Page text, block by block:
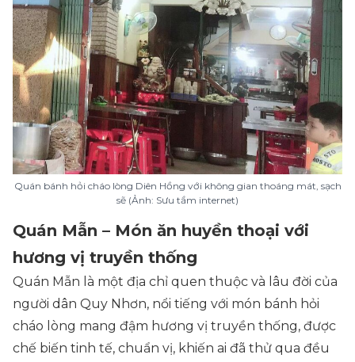
Quán bánh hỏi cháo lòng Diên Hồng với không gian thoáng mát, sạch
sẽ (Ảnh: Sưu tầm internet)
Quán Mẫn – Món ăn huyền thoại với
hương vị truyền thống
Quán Mẫn là một địa chỉ quen thuộc và lâu đời của
người dân Quy Nhơn, nổi tiếng với món bánh hỏi
cháo lòng mang đậm hương vị truyền thống, được
chế biến tinh tế, chuẩn vị, khiến ai đã thử qua đều